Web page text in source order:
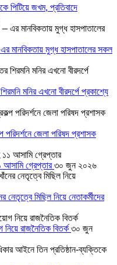
পিটিয়ে জখম, প্রতিবাদে
মানবিকতায় মুগ্ধ হাসপাতালের সকল
মনির এখনো বীরদর্পে প্রকাশ্যে
পরিদর্শনে জেলা পরিষদ প্রশাসক
আসামি গ্রেপ্তার৩০ জুন ২০২৬
নেতৃত্বে মিছিল নিয়ে নেতাকর্মীদের
রাজনৈতিক বিতর্ক ৩০ জুন